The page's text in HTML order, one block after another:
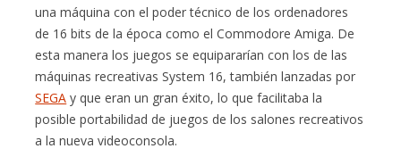
una máquina con el poder técnico de los ordenadores
de 16 bits de la época como el Commodore Amiga. De
esta manera los juegos se equipararían con los de las
máquinas recreativas System 16, también lanzadas por
SEGA y que eran un gran éxito, lo que facilitaba la
posible portabilidad de juegos de los salones recreativos
a la nueva videoconsola.